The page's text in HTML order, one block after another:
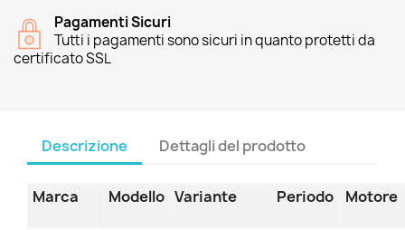
Pagamenti Sicuri
Tutti i pagamenti sono sicuri in quanto protetti da
certificato SSL
Descrizione Dettagli del prodotto
Marca Modello Variante Periodo Motore